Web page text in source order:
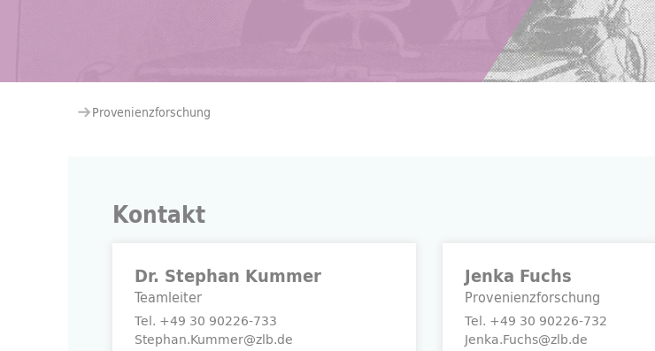
Sie befinden sich hier:
Provenienzforschung
Kontakt
Dr. Stephan Kummer
Teamleiter
Tel. +49 30 90226-733
Stephan.Kummer@zlb.de
Jenka Fuchs
Provenienzforschung
Tel. +49 30 90226-732
Jenka.Fuchs@zlb.de